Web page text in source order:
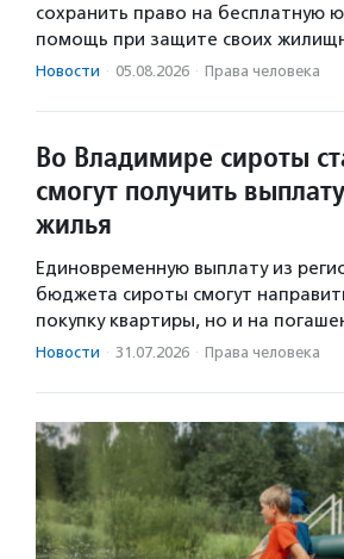
сохранить право на бесплатную
помощь при защите своих
Новости · 05.08.2026 · Права человека
Во Владимире сироты
смогут получить
жилья
Единовременную выплату из
бюджета сироты смогут
покупку квартиры, но и на
Новости · 31.07.2026 · Права человека